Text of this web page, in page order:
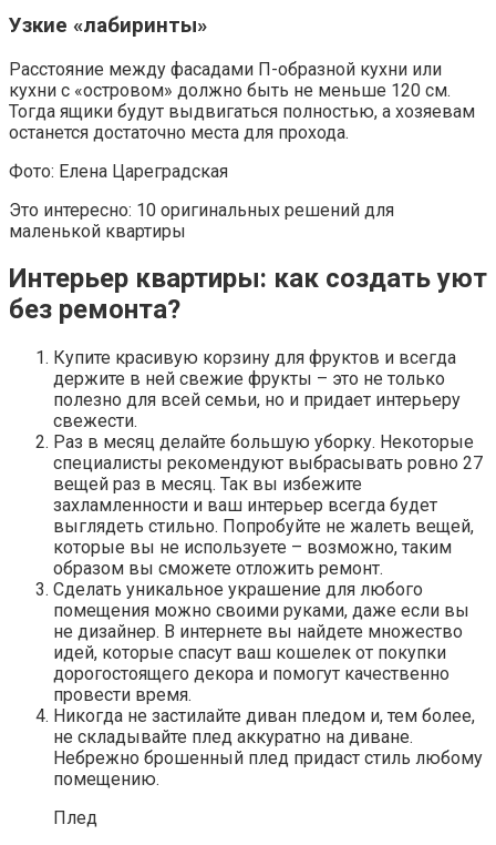
Узкие «лабиринты»
Расстояние между фасадами П-образной кухни или
кухни с «островом» должно быть не меньше 120 см.
Тогда ящики будут выдвигаться полностью, а хозяевам
останется достаточно места для прохода.
Фото: Елена Цареградская
Это интересно: 10 оригинальных решений для
маленькой квартиры
Интерьер квартиры: как создать уют
без ремонта?
Купите красивую корзину для фруктов и всегда
держите в ней свежие фрукты – это не только
полезно для всей семьи, но и придает интерьеру
свежести.
Раз в месяц делайте большую уборку. Некоторые
специалисты рекомендуют выбрасывать ровно 27
вещей раз в месяц. Так вы избежите
захламленности и ваш интерьер всегда будет
выглядеть стильно. Попробуйте не жалеть вещей,
которые вы не используете – возможно, таким
образом вы сможете отложить ремонт.
Сделать уникальное украшение для любого
помещения можно своими руками, даже если вы
не дизайнер. В интернете вы найдете множество
идей, которые спасут ваш кошелек от покупки
дорогостоящего декора и помогут качественно
провести время.
Никогда не застилайте диван пледом и, тем более,
не складывайте плед аккуратно на диване.
Небрежно брошенный плед придаст стиль любому
помещению.
Плед